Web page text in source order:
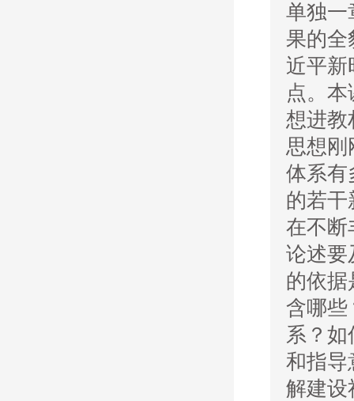
单独一
果的全
近平新
点。
想进教
思想刚
体系有
的若干
在不断
论述要
的依据
含哪些
系？
和指导
解建设